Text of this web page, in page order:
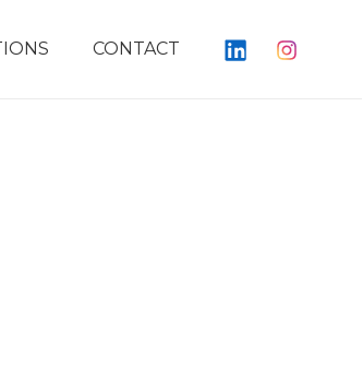
CONTACT